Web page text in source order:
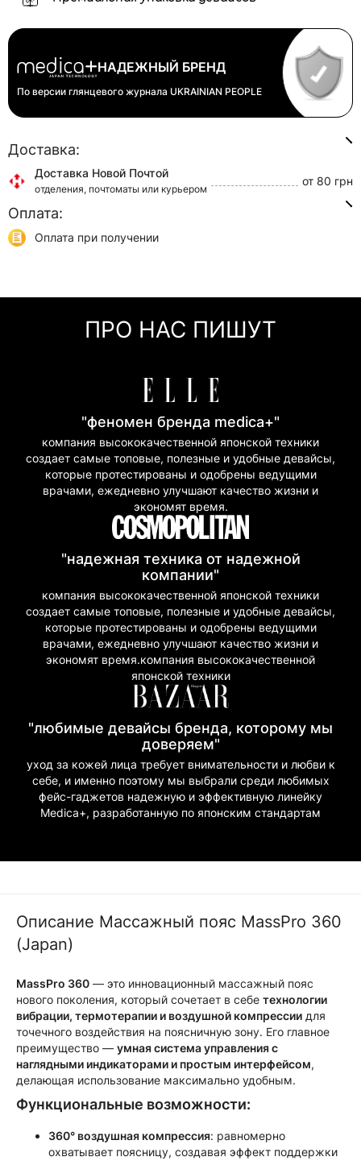
НАДЕЖНЫЙ БРЕНД
По версии глянцевого журнала UKRAINIAN PEOPLE
Доставка:
Доставка Новой Почтой
отделения, почтоматы или курьером
от 80 грн
Доставка Укр Почтой
Оплата:
Оплата при получении
Покупка частями (Моно Банк)
ПРО НАС ПИШУТ
"феномен бренда medica+"
компания высококачественной японской техники
создает самые топовые, полезные и удобные девайсы,
которые протестированы и одобрены ведущими
врачами, ежедневно улучшают качество жизни и
экономят время.
"надежная техника от надежной
компании"
компания высококачественной японской техники
создает самые топовые, полезные и удобные девайсы,
которые протестированы и одобрены ведущими
врачами, ежедневно улучшают качество жизни и
экономят время.компания высококачественной
японской техники
"любимые девайсы бренда, которому мы
доверяем"
уход за кожей лица требует внимательности и любви к
себе, и именно поэтому мы выбрали среди любимых
фейс-гаджетов надежную и эффективную линейку
Medica+, разработанную по японским стандартам
Описание Массажный пояс MassPro 360
(Japan)
MassPro 360 — это инновационный массажный пояс
нового поколения, который сочетает в себе технологии
вибрации, термотерапии и воздушной компрессии для
точечного воздействия на поясничную зону. Его главное
преимущество — умная система управления с
наглядными индикаторами и простым интерфейсом,
делающая использование максимально удобным.
Функциональные возможности:
360° воздушная компрессия: равномерно
охватывает поясницу, создавая эффект поддержки